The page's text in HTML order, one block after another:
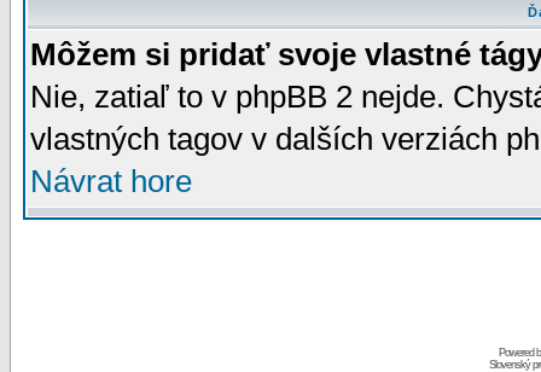
Môžem si pridať svoje vlastné
Nie, zatiaľ to v phpBB 2 nejde.
vlastných tagov v dalších verziách
Návrat hore
Powered
Slovenský